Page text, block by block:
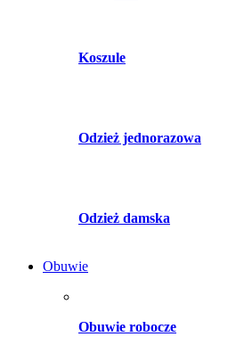
Koszule
Odzież jednorazowa
Odzież damska
Obuwie
Obuwie robocze